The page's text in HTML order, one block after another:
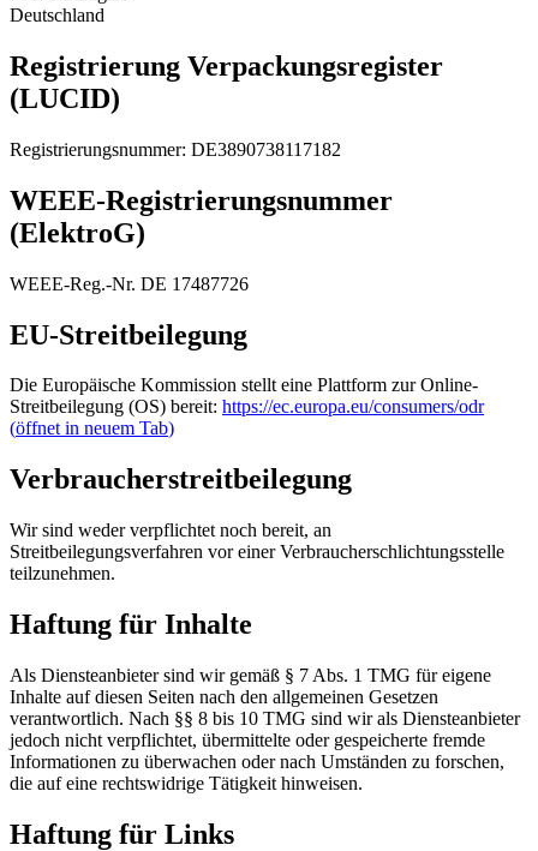
Deutschland
Registrierung Verpackungsregister
(LUCID)
Registrierungsnummer: DE3890738117182
WEEE-Registrierungsnummer
(ElektroG)
WEEE-Reg.-Nr. DE 17487726
EU-Streitbeilegung
Die Europäische Kommission stellt eine Plattform zur Online-
Streitbeilegung (OS) bereit: https://ec.europa.eu/consumers/odr
(öffnet in neuem Tab)
Verbraucherstreitbeilegung
Wir sind weder verpflichtet noch bereit, an
Streitbeilegungsverfahren vor einer Verbraucherschlichtungsstelle
teilzunehmen.
Haftung für Inhalte
Als Diensteanbieter sind wir gemäß § 7 Abs. 1 TMG für eigene
Inhalte auf diesen Seiten nach den allgemeinen Gesetzen
verantwortlich. Nach §§ 8 bis 10 TMG sind wir als Diensteanbieter
jedoch nicht verpflichtet, übermittelte oder gespeicherte fremde
Informationen zu überwachen oder nach Umständen zu forschen,
die auf eine rechtswidrige Tätigkeit hinweisen.
Haftung für Links